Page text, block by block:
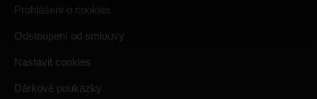
Prohlášení o cookies
Odstoupení od smlouvy
Nastavit cookies
Dárkové poukázky